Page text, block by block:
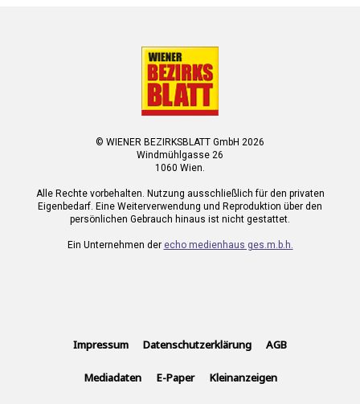
© WIENER BEZIRKSBLATT GmbH 2026
Windmühlgasse 26
1060 Wien.
Alle Rechte vorbehalten. Nutzung ausschließlich für den privaten
Eigenbedarf. Eine Weiterverwendung und Reproduktion über den
persönlichen Gebrauch hinaus ist nicht gestattet.
Ein Unternehmen der echo medienhaus ges.m.b.h.
Impressum Datenschutzerklärung AGB
Mediadaten E-Paper Kleinanzeigen